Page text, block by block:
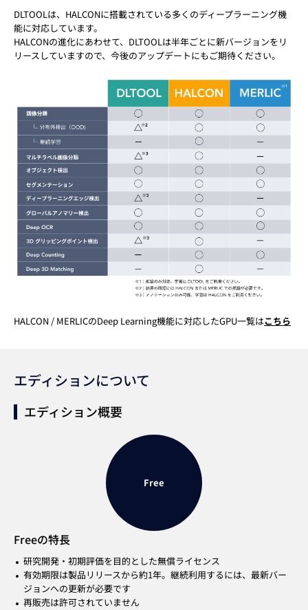
DLTOOLは、HALCONに搭載されている多くのディープラーニング機
能に対応しています。
HALCONの進化にあわせて、DLTOOLは半年ごとに新バージョンをリ
リースしていますので、今後のアップデートにもご期待ください。
HALCON / MERLICのDeep Learning機能に対応したGPU一覧はこちら
エディションについて
エディション概要
Free
Freeの特長
研究開発・初期評価を目的とした無償ライセンス
有効期限は製品リリースから約1年。継続利用するには、最新バー
ジョンへの更新が必要です
再販売は許可されていません